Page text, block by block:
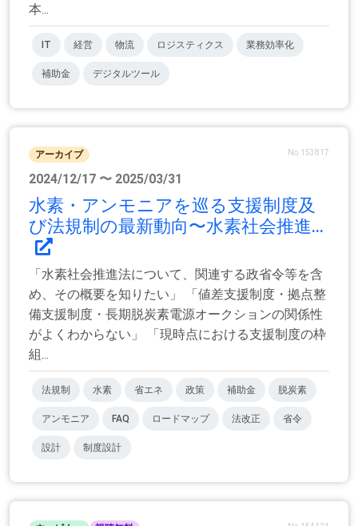
本...
IT 経営 物流 ロジスティクス 業務効率化
補助金 デジタルツール
アーカイブ No.153817
2024/12/17 〜 2025/03/31
水素・アンモニアを巡る支援制度及
び法規制の最新動向〜水素社会推進...
「水素社会推進法について、関連する政省令等を含
め、その概要を知りたい」 「値差支援制度・拠点整
備支援制度・長期脱炭素電源オークションの関係性
がよくわからない」 「現時点における支援制度の枠
組...
法規制 水素 省エネ 政策 補助金 脱炭素
アンモニア FAQ ロードマップ 法改正 省令
設計 制度設計